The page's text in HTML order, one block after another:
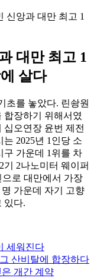
신앙과 대만 최고 1
대만 최고 1
살다
초를 놓았다. 린솽원
합장하기 위해서였
십오연장 윤번 제전
2025년 1인당 소
구 가운데 1위를 차
2나노미터 웨이퍼
으로 대만에서 가장
가운데 자기 고향
있다.
세워진다
산비탈에 합장하다
개간 계약